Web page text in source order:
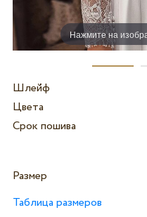
Нажмите на
Шлейф
Цвета
Срок пошива
Размер
Таблица размеров